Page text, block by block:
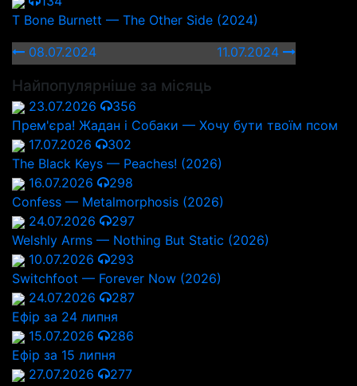
T Bone Burnett — The Other Side (2024)
08.07.2024
11.07.2024
Найпопулярніше за місяць
23.07.2026
356
Прем'єра! Жадан і Собаки — Хочу бути твоїм псом
17.07.2026
302
The Black Keys — Peaches! (2026)
16.07.2026
298
Confess — Metalmorphosis (2026)
24.07.2026
297
Welshly Arms — Nothing But Static (2026)
10.07.2026
293
Switchfoot — Forever Now (2026)
24.07.2026
287
Ефір за 24 липня
15.07.2026
286
Ефір за 15 липня
27.07.2026
277